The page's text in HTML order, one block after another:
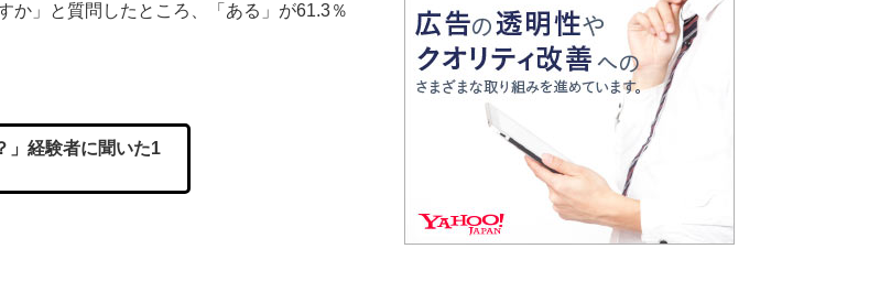
」と質問したところ、「ある」が61.3％
」経験者に聞いた1